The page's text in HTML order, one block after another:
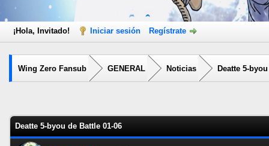
¡Hola, Invitado! Iniciar sesión Regístrate
Wing Zero Fansub GENERAL Noticias Deatte 5-
Deatte 5-byou de Battle 01-06